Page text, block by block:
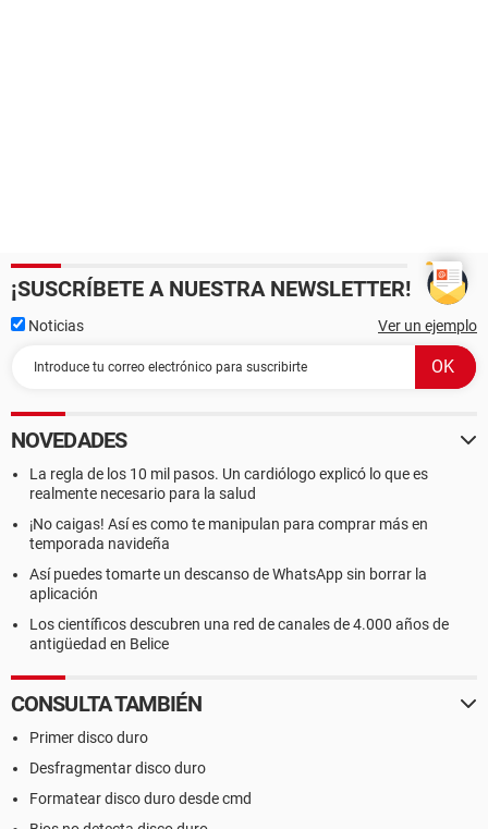
¡SUSCRÍBETE A NUESTRA NEWSLETTER!
Noticias Ver un ejemplo
NOVEDADES
La regla de los 10 mil pasos. Un cardiólogo explicó lo que es
realmente necesario para la salud
¡No caigas! Así es como te manipulan para comprar más en
temporada navideña
Así puedes tomarte un descanso de WhatsApp sin borrar la
aplicación
Los científicos descubren una red de canales de 4.000 años de
antigüedad en Belice
CONSULTA TAMBIÉN
Primer disco duro
Desfragmentar disco duro
Formatear disco duro desde cmd